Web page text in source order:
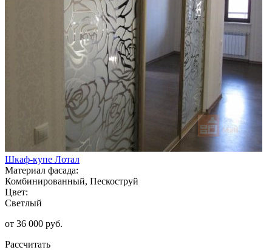
Шкаф-купе Лотал
Материал фасада:
Комбинированный, Пескоструй
Цвет:
Светлый
от 36 000 руб.
Рассчитать